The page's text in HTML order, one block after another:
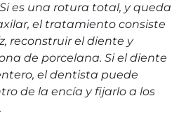
es una rotura total, y queda
el tratamiento consiste
reconstruir el diente y
de porcelana. Si el diente
el dentista puede
de la encía y fijarlo a los